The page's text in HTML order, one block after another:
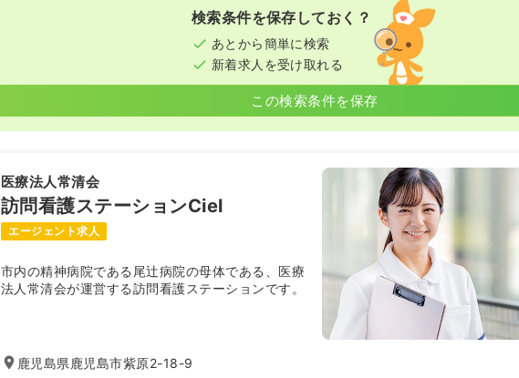
検索条件を保存しておく？
あとから簡単に検索
新着求人を受け取れる
この検索条件を保存
医療法人常清会
訪問看護ステーションCiel
エージェント求人
市内の精神病院である尾辻病院の母体である、医療
法人常清会が運営する訪問看護ステーションです。
鹿児島県鹿児島市紫原2-18-9